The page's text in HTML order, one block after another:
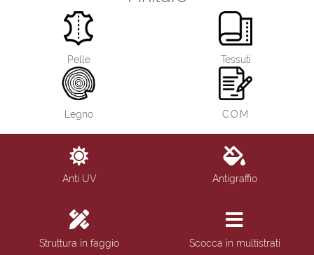
Pelle Tessuti
Legno C.O.M.
Anti UV Antigraffio
Struttura in faggio Scocca in multistrati